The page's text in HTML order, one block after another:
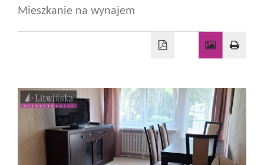
firmie
Oferta
Mieszkania
Mieszkanie na wynajem